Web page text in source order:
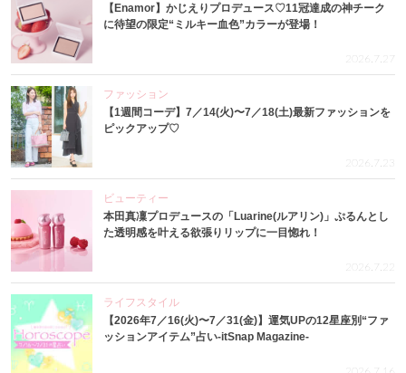
【Enamor】かじえりプロデュース♡11冠達成の神チーク
に待望の限定“ミルキー血色”カラーが登場！
2026.7.27
ファッション
【1週間コーデ】7／14(火)〜7／18(土)最新ファッションを
ピックアップ♡
2026.7.23
ビューティー
本田真凜プロデュースの「Luarine(ルアリン)」ぷるんとし
た透明感を叶える欲張りリップに一目惚れ！
2026.7.22
ライフスタイル
【2026年7／16(火)〜7／31(金)】運気UPの12星座別“ファ
ッションアイテム”占い-itSnap Magazine-